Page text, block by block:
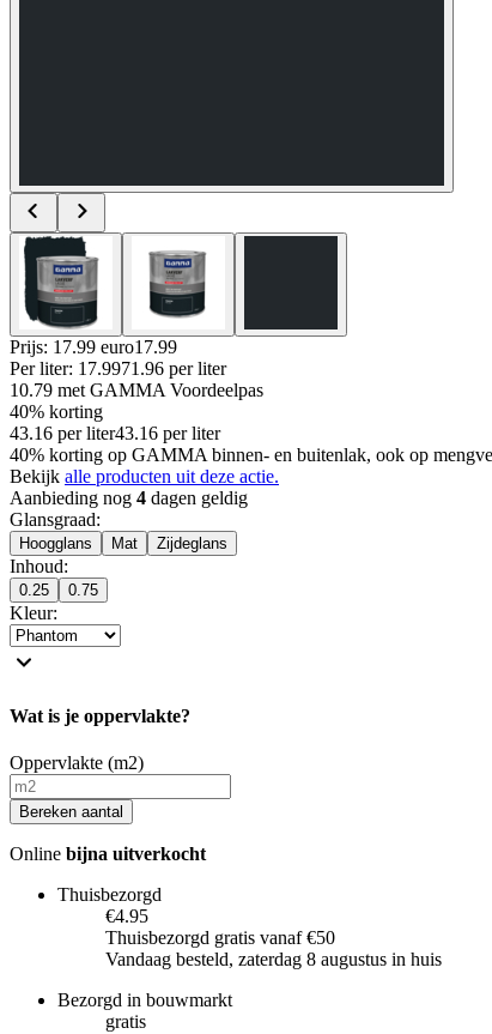
Prijs: 17.99 euro17.99
Per liter: 17.9971.96 per liter
10.79 met GAMMA Voordeelpas
40% korting
43.16 per liter43.16 per liter
40% korting op GAMMA binnen- en buitenlak, ook op
Bekijk alle producten uit deze actie.
Aanbieding nog 4 dagen geldig
Glansgraad:
Hoogglans Mat Zijdeglans
Inhoud:
0.25 0.75
Kleur:
Wat is je oppervlakte?
Oppervlakte (m2)
Bereken aantal
Online bijna uitverkocht
Thuisbezorgd
€4.95
Thuisbezorgd gratis vanaf €50
Vandaag besteld, zaterdag 8 augustus in huis
Bezorgd in bouwmarkt
gratis